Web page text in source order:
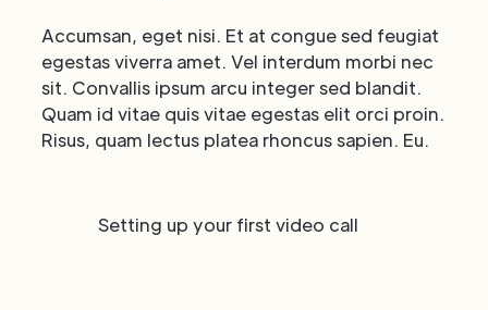
Setting up your first video call
Accumsan, eget nisi. Et at congue sed feugiat
egestas viverra amet. Vel interdum morbi nec
sit. Convallis ipsum arcu integer sed blandit.
Quam id vitae quis vitae egestas elit orci proin.
Risus, quam lectus platea rhoncus sapien. Eu.